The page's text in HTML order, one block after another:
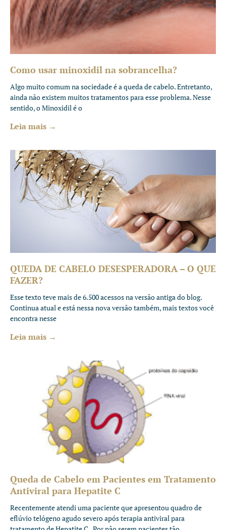
Como usar minoxidil na sobrancelha?
Algo muito comum na sociedade é a queda de cabelo. Entretanto,
ainda não existem muitos tratamentos para esse problema. Nesse
sentido, o Minoxidil é o
Leia mais →
QUEDA DE CABELO DESESPERADORA – O QUE
FAZER?
Esse texto teve mais de 6.500 acessos na versão antiga do blog.
Continua atual e está nessa nova versão também, mais textos você
encontra nesse
Leia mais →
Queda de Cabelo em Pacientes em Tratamento
Antiviral para Hepatite C
Recentemente atendi uma paciente que apresentou quadro de
eflúvio telógeno agudo severo após terapia antiviral para